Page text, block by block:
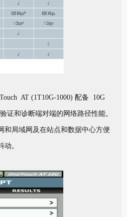
AT (1T10G-1000) 配备 10G
证和诊断端对端的网络路径性能。
和局域网及在站点和数据中心方便
。